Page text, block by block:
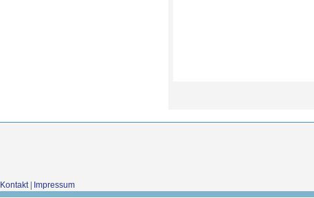
Kontakt| Impressum